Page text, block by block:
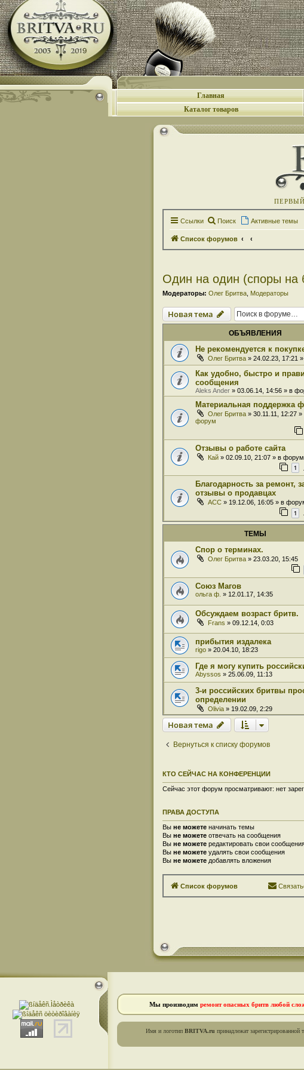
Главная
Каталог товаров
Ссылки Поиск Активные темы
Список форумов
Один на один (споры на
Модераторы: Олег Бритва Модераторы
Новая тема
ОБЪЯВЛЕНИЯ
Не рекомендуется к
Олег Бритва » 24.02.23, 17:21
Как удобно, быстро и
сообщения
Aleks Ander » 03.06.14, 14:56 » в
Материальная поддержка
Олег Бритва » 30.11.11, 12:27
форум
Отзывы о работе сайта
Кай » 02.09.10, 21:07 » в
1
Благодарность за ремонт,
отзывы о продавцах
ACC » 19.12.06, 16:05 » в
1
ТЕМЫ
Спор о терминах.
Олег Бритва » 23.03.20, 15:45
Союз Магов
ольга ф. » 12.01.17, 14:35
Обсуждаем возраст бритв.
Frans » 09.12.14, 0:03
прибытия издалека
rigo » 20.04.10, 18:23
Где я могу купить
Abyssos » 25.06.09, 11:13
3-и российских бритвы
определении
Olivia » 19.02.09, 2:29
Новая тема
Вернуться к списку форумов
КТО СЕЙЧАС НА КОНФЕРЕНЦИИ
Сейчас этот форум просматривают: нет
ПРАВА ДОСТУПА
Вы не можете начинать темы
Вы не можете отвечать на сообщения
Вы не можете редактировать свои
Вы не можете удалять свои сообщения
Вы не можете добавлять вложения
Список форумов
Мы производим ремонт опасных бритв любой
Имя и логотип BRITVA.ru принадлежат зарегистрированной